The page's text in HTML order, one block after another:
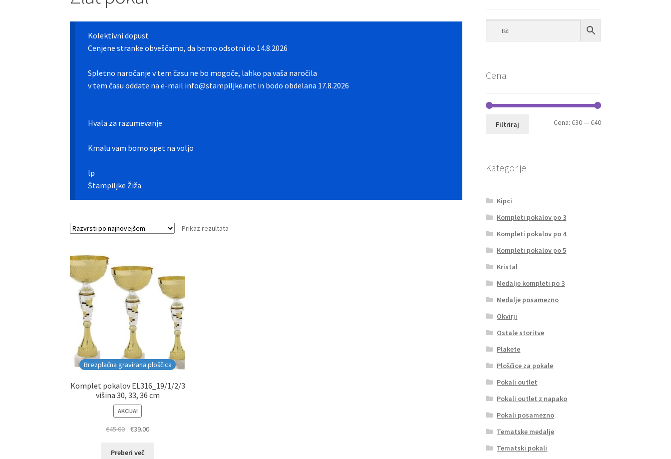
Kolektivni dopust
Cenjene stranke obveščamo, da bomo odsotni do 14.8.2026
Spletno naročanje v tem času ne bo mogoče, lahko pa vaša naročila
v tem času oddate na e-mail info@stampiljke.net in bodo obdelana 17.8.2026
Hvala za razumevanje
Kmalu vam bomo spet na voljo
lp
Štampiljke Žiža
Prikaz rezultata
Brezplačna gravirana ploščica
Komplet pokalov EL316_19/1/2/3
višina 30, 33, 36 cm
AKCIJA!
€45.00
Izvirna
je
€39.00Trenutna
Preberi več
Cena
Min
Max
Filtriraj Cena: €30—€40
Kategorije
Kipci
Kompleti pokalov po 3
Kompleti pokalov po 4
Kompleti pokalov po 5
Kristal
Medalje kompleti po 3
Medalje posamezno
Okvirji
Ostale storitve
Plakete
Ploščice za pokale
Pokali outlet
Pokali outlet z napako
Pokali posamezno
Tematske medalje
Tematski pokali